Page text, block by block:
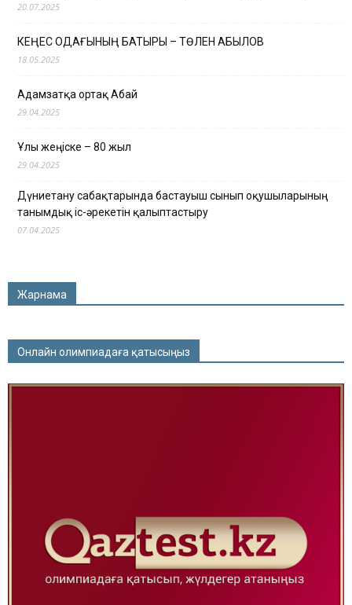
20.07.2025
КЕҢЕС ОДАҒЫНЫҢ БАТЫРЫ – ТӨЛЕН ҚАБЫЛОВ
18.05.2025
Адамзатқа ортақ Абай
29.04.2025
Ұлы жеңіске – 80 жыл
29.04.2025
Дүниетану сабақтарында бастауыш сынып оқушыларының
танымдық іс-әрекетін қалыптастыру
07.04.2025
Жарнама
Онлайн олимпиадаға қатысыңыз